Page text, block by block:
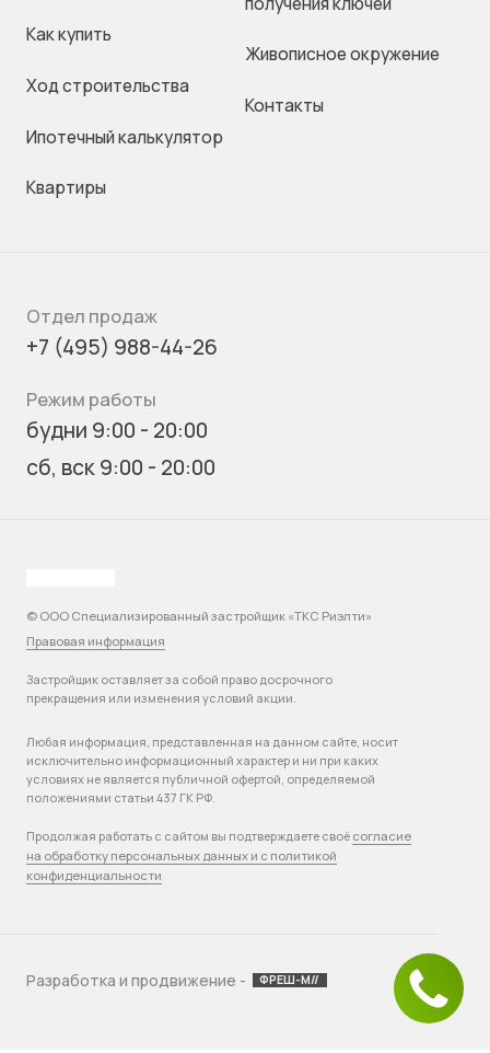
Как купить
Ход строительства
Ипотечный калькулятор
Квартиры
Живописное окружение
Контакты
Отдел продаж
+7 (495) 988-44-26
Режим работы
будни 9:00 - 20:00
сб, вск 9:00 - 20:00
© ООО Специализированный застройщик «ТКС Риэлти»
Правовая информация
Застройщик оставляет за собой право досрочного
прекращения или изменения условий акции.
Любая информация, представленная на данном сайте, носит
исключительно информационный характер и ни при каких
условиях не является публичной офертой, определяемой
положениями статьи 437 ГК РФ.
Продолжая работать с сайтом вы подтверждаете своё согласие
на обработку персональных данных и с политикой
конфиденциальности
Разработка и продвижение - ФРЕШ-М//